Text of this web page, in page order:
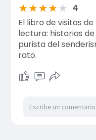
★★★★★ 4
El libro de visitas
lectura: historias
purista del
rato.